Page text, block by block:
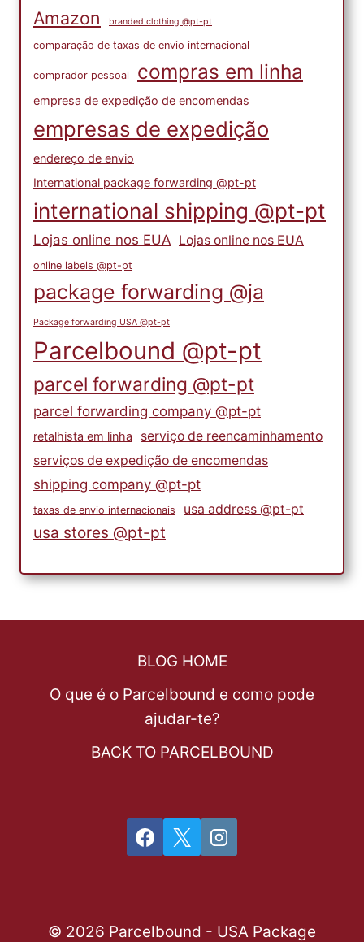
Amazon branded clothing @pt-pt
comparação de taxas de envio internacional
comprador pessoal compras em linha
empresa de expedição de encomendas
empresas de expedição
endereço de envio
International package forwarding @pt-pt
international shipping @pt-pt
Lojas online nos EUA Lojas online nos EUA
online labels @pt-pt
package forwarding @ja
Package forwarding USA @pt-pt
Parcelbound @pt-pt
parcel forwarding @pt-pt
parcel forwarding company @pt-pt
retalhista em linha
serviço de reencaminhamento
serviços de expedição de encomendas
shipping company @pt-pt
taxas de envio internacionais usa address @pt-pt
usa stores @pt-pt
BLOG HOME
O que é o Parcelbound e como pode
ajudar-te?
BACK TO PARCELBOUND
© 2026 Parcelbound - USA Package